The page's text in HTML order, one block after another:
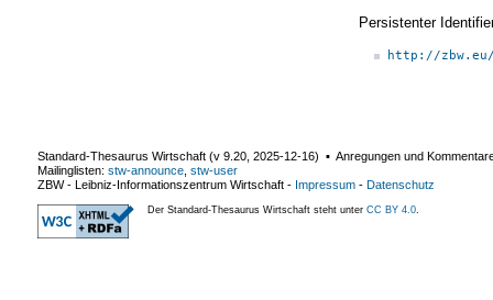
Persistenter
http://
Standard-Thesaurus Wirtschaft (v 9.20 2025-12-16) ▪ Anregungen und
Mailinglisten: stw-announce stw-user
ZBW - Leibniz-Informationszentrum Wirtschaft - Impressum - Datenschutz
Der Standard-Thesaurus Wirtschaft steht unter CC BY 4.0